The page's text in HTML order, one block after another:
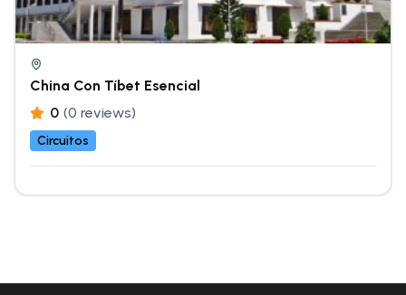
China Con Tíbet Esencial
0 (0 reviews)
Circuitos